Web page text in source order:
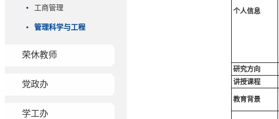
工商管理
管理科学与工程
荣休教师
党政办
学工办
个人信息
研究方向
讲授课程
教育背景